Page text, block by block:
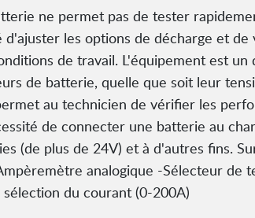
ne permet pas de tester
les options de décharge et
de travail. L'équipement est un
de batterie, quelle que soit leur
au technicien de vérifier les
de connecter une batterie au
(de plus de 24V) et à d'autres fins.
analogique -Sélecteur de
du courant (0-200A)